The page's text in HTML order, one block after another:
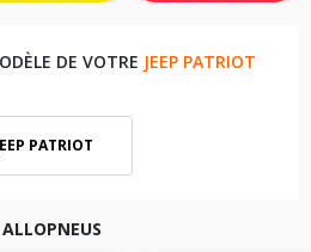
DE VOTRE JEEP PATRIOT
PATRIOT